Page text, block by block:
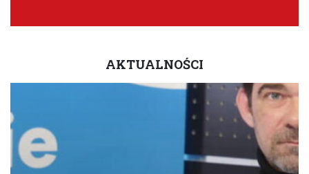
AKTUALNOŚCI